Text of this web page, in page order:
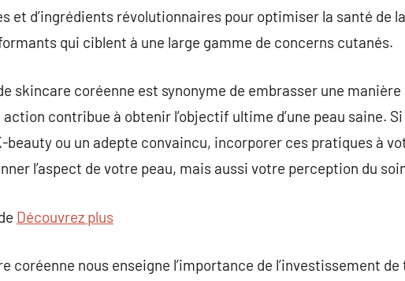
et d’ingrédients révolutionnaires pour optimiser la santé de
qui ciblent à une large gamme de concerns cutanés.
skincare coréenne est synonyme de embrasser une manière
contribue à obtenir l’objectif ultime d’une peau saine.
beauty ou un adepte convaincu, incorporer ces pratiques à
l’aspect de votre peau, mais aussi votre perception du
Découvrez plus
coréenne nous enseigne l’importance de l’investissement